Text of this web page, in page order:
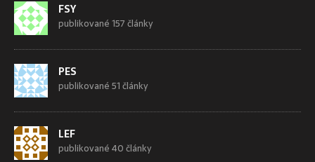
FSY
publikované 157 články
PES
publikované 51 články
LEF
publikované 40 články